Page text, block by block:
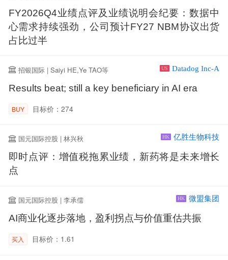
FY2026Q4业绩点评及业绩说明会纪要：数据中
心需求持续强劲，公司预计FY27 NBM协议出货
占比过半
招银国际 | Saiyi HE,Ye TAO等 US Datadog Inc-A
Results beat; still a key beneficiary in AI era
BUY 目标价：274
国元国际控股 | 林兴秋 HK 亿胜生物科技
即时点评：增值税拖累业绩，新药将是未来增长
点
国元国际控股 | 李承儒 HK 微盟集团
AI商业化逐步落地，盈利拐点与价值重估共振
买入 目标价：1.61